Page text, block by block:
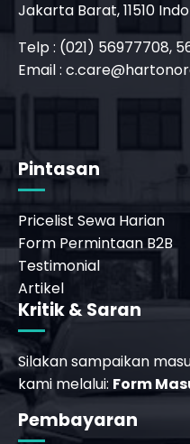
Jakarta Barat, 11510
Telp : (021) 56977708,
Email :
Pintasan
Pricelist Sewa Harian
Form Permintaan B2B
Testimonial
Artikel
Kritik & Saran
Silakan sampaikan
kami melalui: Form
Pembayaran